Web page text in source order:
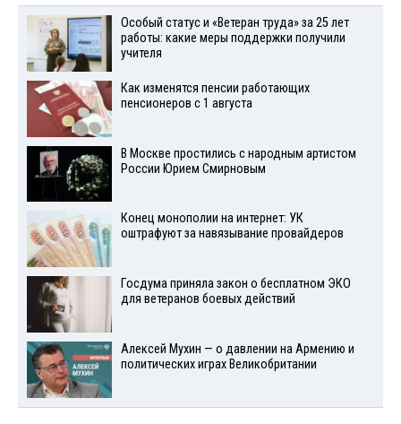
Особый статус и «Ветеран труда» за 25 лет
работы: какие меры поддержки получили
учителя
Как изменятся пенсии работающих
пенсионеров с 1 августа
В Москве простились с народным артистом
России Юрием Смирновым
Конец монополии на интернет: УК
оштрафуют за навязывание провайдеров
Госдума приняла закон о бесплатном ЭКО
для ветеранов боевых действий
Алексей Мухин — о давлении на Армению и
политических играх Великобритании